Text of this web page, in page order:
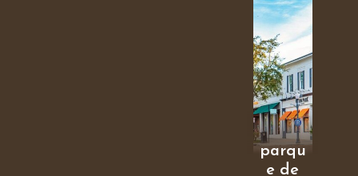
parqu
e de